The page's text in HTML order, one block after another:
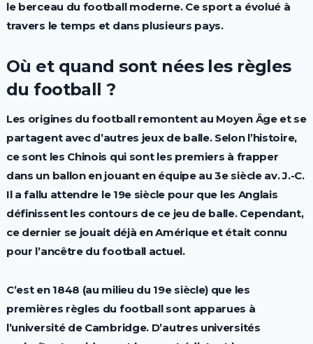
le berceau du football moderne. Ce sport a évolué à
travers le temps et dans plusieurs pays.
Où et quand sont nées les règles
du football ?
Les origines du football remontent au Moyen Âge et se
partagent avec d’autres jeux de balle. Selon l’histoire,
ce sont les Chinois qui sont les premiers à frapper
dans un ballon en jouant en équipe au 3e siècle av. J.-C.
Il a fallu attendre le 19e siècle pour que les Anglais
définissent les contours de ce jeu de balle. Cependant,
ce dernier se jouait déjà en Amérique et était connu
pour l’ancêtre du football actuel.
C’est en 1848 (au milieu du 19e siècle) que les
premières règles du football sont apparues à
l’université de Cambridge. D’autres universités